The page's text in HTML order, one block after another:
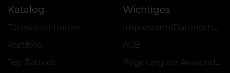
Katalog
Tätowierer finden
Portfolio
Top-Tattoos
Wichtiges
Impressum/Datenschutz
AGB
Regelung zur Anwendung von Aktionen, Rabatten und VEAN COINS